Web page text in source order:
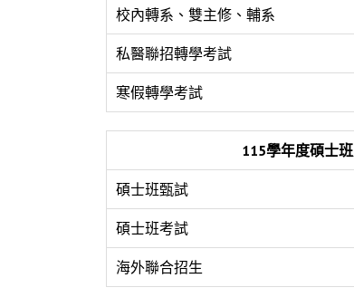
校內轉系、雙主修、輔系
私醫聯招轉學考試
寒假轉學考試
115學年度碩士
碩士班甄試
碩士班考試
海外聯合招生